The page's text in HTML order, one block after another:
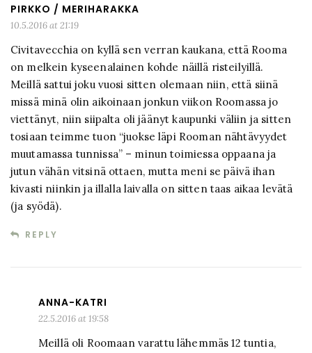
PIRKKO / MERIHARAKKA
10.5.2016 at 21:19
Civitavecchia on kyllä sen verran kaukana, että Rooma
on melkein kyseenalainen kohde näillä risteilyillä.
Meillä sattui joku vuosi sitten olemaan niin, että siinä
missä minä olin aikoinaan jonkun viikon Roomassa jo
viettänyt, niin siipalta oli jäänyt kaupunki väliin ja sitten
tosiaan teimme tuon “juokse läpi Rooman nähtävyydet
muutamassa tunnissa” – minun toimiessa oppaana ja
jutun vähän vitsinä ottaen, mutta meni se päivä ihan
kivasti niinkin ja illalla laivalla on sitten taas aikaa levätä
(ja syödä).
REPLY
ANNA-KATRI
22.5.2016 at 19:58
Meillä oli Roomaan varattu lähemmäs 12 tuntia,